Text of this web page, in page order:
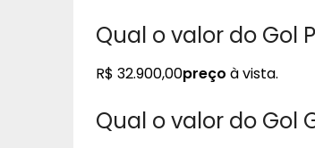
Qual o valor do Gol
R$ 32.900,00preço à vista.
Qual o valor do Gol